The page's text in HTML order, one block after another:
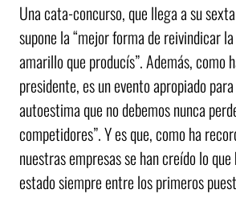
Una cata-concurso, que llega a su
supone la “mejor forma de reivindicar
amarillo que producís”. Además, como
presidente, es un evento apropiado
autoestima que no debemos nunca
competidores”. Y es que, como ha
nuestras empresas se han creído lo
estado siempre entre los primeros